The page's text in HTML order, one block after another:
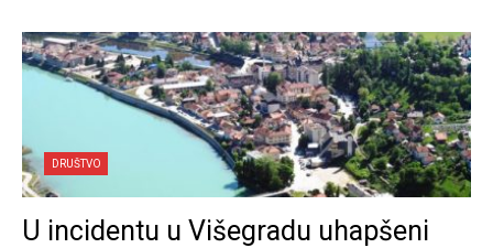
DRUŠTVO
U incidentu u Višegradu uhapšeni